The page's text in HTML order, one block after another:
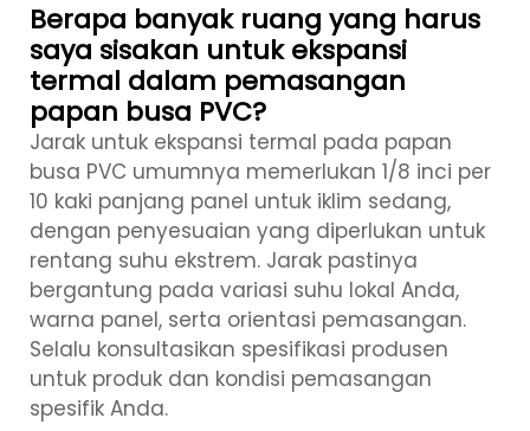
Berapa banyak ruang yang harus
saya sisakan untuk ekspansi
termal dalam pemasangan
papan busa PVC?
Jarak untuk ekspansi termal pada papan
busa PVC umumnya memerlukan 1/8 inci per
10 kaki panjang panel untuk iklim sedang,
dengan penyesuaian yang diperlukan untuk
rentang suhu ekstrem. Jarak pastinya
bergantung pada variasi suhu lokal Anda,
warna panel, serta orientasi pemasangan.
Selalu konsultasikan spesifikasi produsen
untuk produk dan kondisi pemasangan
spesifik Anda.